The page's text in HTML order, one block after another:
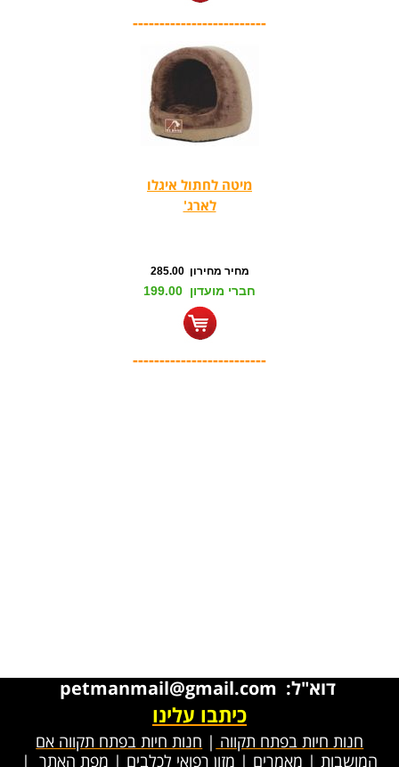
-------------------------
מיטה לחתול איגלו
לארג'
מחיר מחירון 285.00
חברי מועדון 199.00
-------------------------
דוא"ל: petmanmail@gmail.com
כיתבו עלינו
חנות חיות בפתח תקווה | חנות חיות בפתח תקווה אם
המושבות| מאמרים | מזון רפואי לכלבים | מפת האתר|